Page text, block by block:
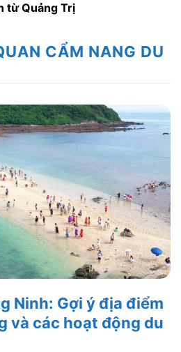
từ Quảng Trị
CẨM NANG DU
Ninh: Gợi ý địa điểm
và các hoạt động du